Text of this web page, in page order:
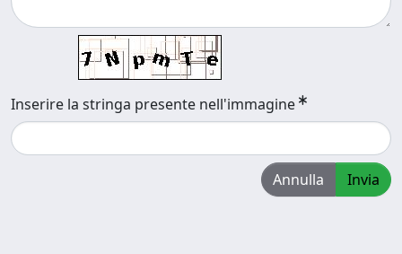
Inserire la stringa presente nell'immagine
Annulla Invia